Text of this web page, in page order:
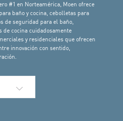
#1 en Norteamérica, Moen ofrece
baño y cocina, cebolletas para
de seguridad para el baño,
cocina cuidadosamente
y residenciales que ofrecen
innovación con sentido,